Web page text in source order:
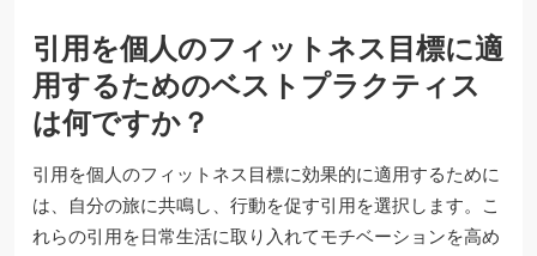
引用を個人のフィットネス目標に適
用するためのベストプラクティス
は何ですか？
引用を個人のフィットネス目標に効果的に適用するために
は、自分の旅に共鳴し、行動を促す引用を選択します。こ
れらの引用を日常生活に取り入れてモチベーションを高め